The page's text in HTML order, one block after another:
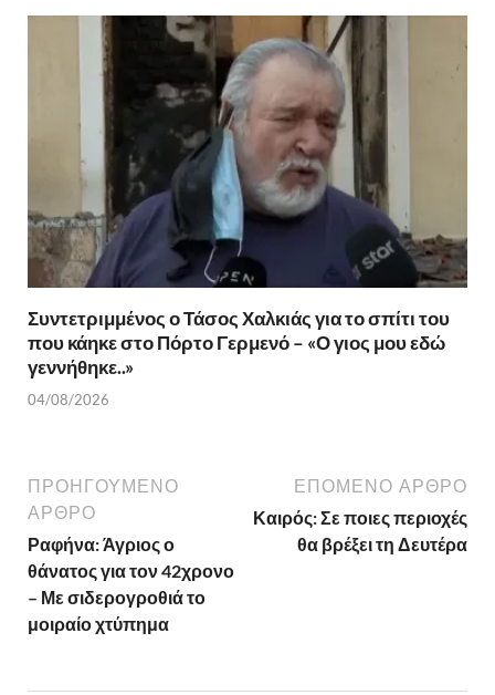
Συντετριμμένος ο Τάσος Χαλκιάς για το σπίτι του
που κάηκε στο Πόρτο Γερμενό – «Ο γιος μου εδώ
γεννήθηκε..»
04/08/2026
ΠΡΟΗΓΟΎΜΕΝΟ
ΆΡΘΡΟ
Ραφήνα: Άγριος ο
θάνατος για τον 42χρονο
– Με σιδερογροθιά το
μοιραίο χτύπημα
ΕΠΌΜΕΝΟ ΆΡΘΡΟ
Καιρός: Σε ποιες περιοχές
θα βρέξει τη Δευτέρα